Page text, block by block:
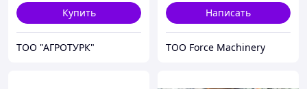
Купить
ТОО "АГРОТУРК"
Написать
ТОО Force Machinery